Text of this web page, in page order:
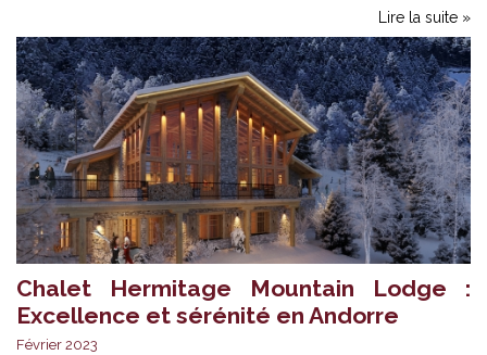
Lire la suite »
Chalet Hermitage Mountain Lodge :
Excellence et sérénité en Andorre
Février 2023